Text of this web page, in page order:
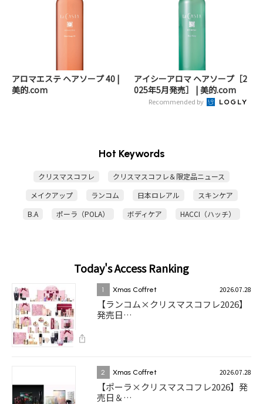
アロマエステ ヘアソープ 40 |
美的.com
アイシーアロマ ヘアソープ［2
025年5月発売］ | 美的.com
Recommended by
Hot Keywords
クリスマスコフレ
クリスマスコフレ＆限定品ニュース
メイクアップ
ランコム 日本ロレアル
スキンケア
B.A
ポーラ（POLA） ボディケア HACCI（ハッチ）
Today's Access Ranking
1 Xmas Coffret 2026.07.28
【ランコム×クリスマスコフレ2026】
発売日…
2 Xmas Coffret 2026.07.28
【ポーラ×クリスマスコフレ2026】発
売日＆…